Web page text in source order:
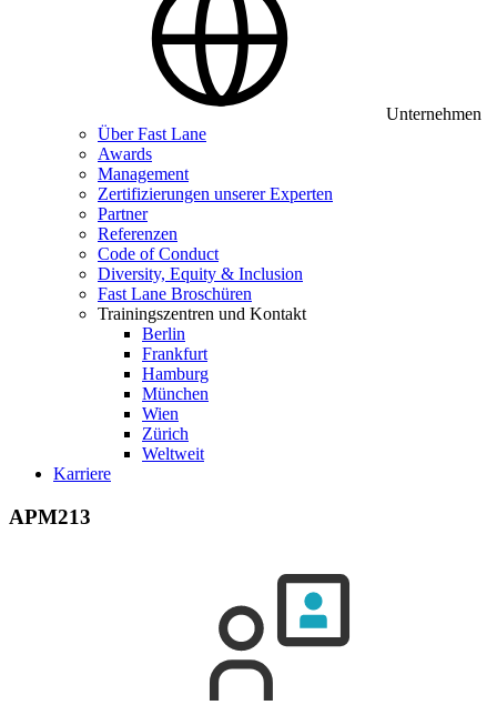
Unternehmen
Über Fast Lane
Awards
Management
Zertifizierungen unserer Experten
Partner
Referenzen
Code of Conduct
Diversity, Equity & Inclusion
Fast Lane Broschüren
Trainingszentren und Kontakt
Berlin
Frankfurt
Hamburg
München
Wien
Zürich
Weltweit
Karriere
APM213